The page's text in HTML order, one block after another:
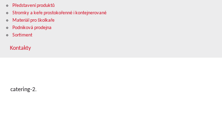
Představení produktů
Stromky a keře prostokořenné i kontejnerované
Materiál pro školkaře
Podniková prodejna
Sortiment
Kontakty
catering-2.